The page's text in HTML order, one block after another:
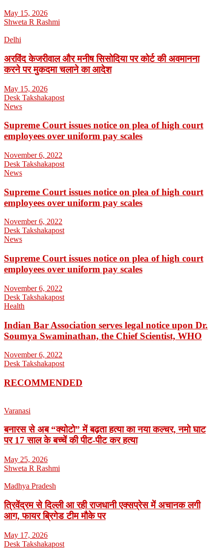
May 15, 2026
Shweta R Rashmi
Delhi
अरविंद केजरीवाल और मनीष सिसोदिया पर कोर्ट की अवमानना
करने पर मुकदमा चलाने का आदेश
May 15, 2026
Desk Takshakapost
News
Supreme Court issues notice on plea of high court
employees over uniform pay scales
November 6, 2022
Desk Takshakapost
News
Supreme Court issues notice on plea of high court
employees over uniform pay scales
November 6, 2022
Desk Takshakapost
News
Supreme Court issues notice on plea of high court
employees over uniform pay scales
November 6, 2022
Desk Takshakapost
Health
Indian Bar Association serves legal notice upon Dr.
Soumya Swaminathan, the Chief Scientist, WHO
November 6, 2022
Desk Takshakapost
RECOMMENDED
Varanasi
बनारस से अब “क्योटो” में बढ़ता हत्या का नया कल्चर, नमो घाट
पर 17 साल के बच्चें की पीट-पीट कर हत्या
May 25, 2026
Shweta R Rashmi
Madhya Pradesh
त्रिवेंद्रम से दिल्ली आ रही राजधानी एक्सप्रेस में अचानक लगी
आग, फायर ब्रिगेड टीम मौके पर
May 17, 2026
Desk Takshakapost